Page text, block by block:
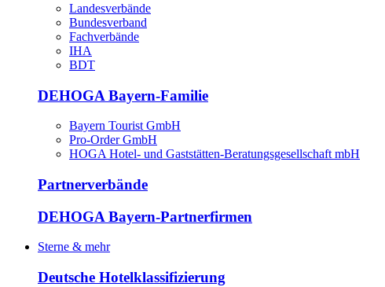
Landesverbände
Bundesverband
Fachverbände
IHA
BDT
DEHOGA Bayern-Familie
Bayern Tourist GmbH
Pro-Order GmbH
HOGA Hotel- und Gaststätten-Beratungsgesellschaft mbH
Partnerverbände
DEHOGA Bayern-Partnerfirmen
Sterne & mehr
Deutsche Hotelklassifizierung